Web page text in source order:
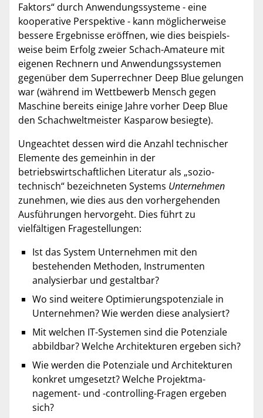
Faktors“ durch Anwendungssysteme - eine
koopera­tive Perspektive - kann möglicherweise
bessere Ergebnisse eröffnen, wie dies beispiels­
weise beim Erfolg zweier Schach-Amateure mit
eigenen Rechnern und Anwendungs­systemen
gegenüber dem Superrechner Deep Blue gelungen
war (während im Wettbewerb Mensch gegen
Maschine bereits einige Jahre vorher Deep Blue
den Schachwelt­meister Kasparow besiegte).
Ungeachtet dessen wird die Anzahl technischer
Elemente des gemeinhin in der
betriebswirtschaftlichen Literatur als „sozio-
technisch“ bezeichneten Systems Unternehmen
zunehmen, wie dies aus den vorhergehenden
Ausführungen hervorgeht. Dies führt zu
vielfältigen Frage­stel­lungen:
Ist das System Unternehmen mit den
bestehenden Methoden, Instrumenten
analysier­bar und gestaltbar?
Wo sind weitere Optimierungspotenziale in
Unternehmen? Wie werden diese ana­lysiert?
Mit welchen IT-Systemen sind die Potenziale
abbildbar? Welche Architekturen erge­ben sich?
Wie werden die Potenziale und Architekturen
konkret umgesetzt? Welche Projektma­
nagement- und -controlling-Fragen ergeben
sich?